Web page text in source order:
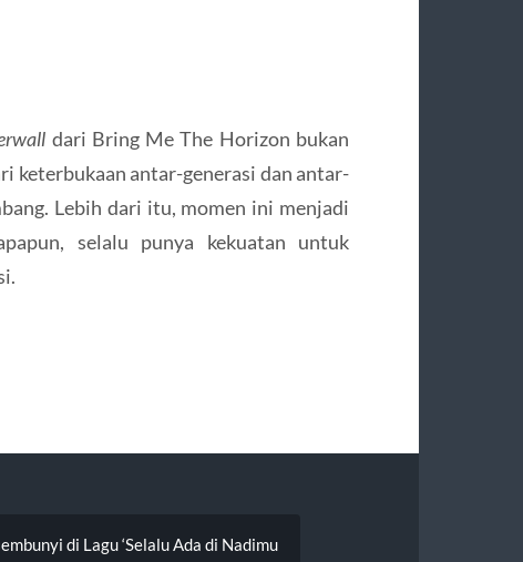
dari Bring Me The Horizon bukan
keterbukaan antar-generasi dan antar-
Lebih dari itu, momen ini menjadi
selalu punya kekuatan untuk
di Lagu ‘Selalu Ada di Nadimu